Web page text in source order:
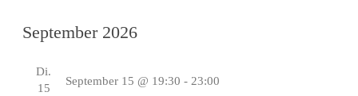
September 2026
Di.
15
September 15 @ 19:30 - 23:00